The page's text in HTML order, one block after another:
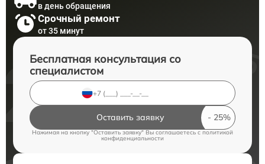
в день обращения
Срочный ремонт
от 35 минут
Бесплатная консультация со
специалистом
Оставить заявку
Нажимая на кнопку "Оставить заявку" Вы соглашаетесь cполитикой
конфиденциальности